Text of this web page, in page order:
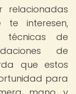
relacionadas
te interesen,
de
de
que estos
para